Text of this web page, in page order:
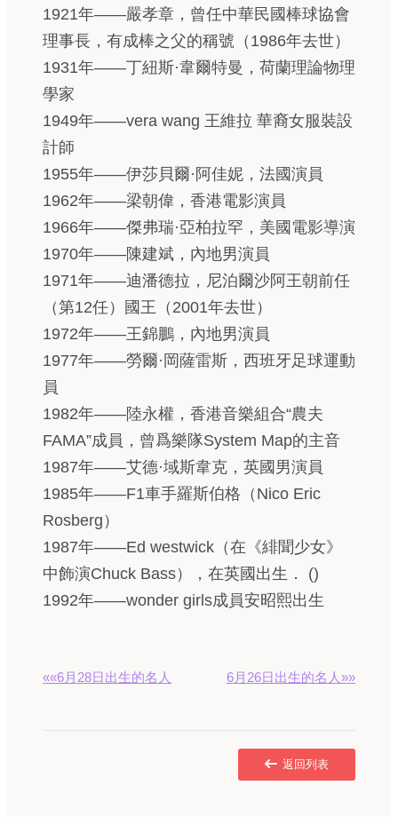
1921年——嚴孝章，曾任中華民國棒球協會
理事長，有成棒之父的稱號（1986年去世）
1931年——丁紐斯·韋爾特曼，荷蘭理論物理
學家
1949年——vera wang 王維拉 華裔女服裝設
計師
1955年——伊莎貝爾·阿佳妮，法國演員
1962年——梁朝偉，香港電影演員
1966年——傑弗瑞·亞柏拉罕，美國電影導演
1970年——陳建斌，內地男演員
1971年——迪潘德拉，尼泊爾沙阿王朝前任
（第12任）國王（2001年去世）
1972年——王錦鵬，內地男演員
1977年——勞爾·岡薩雷斯，西班牙足球運動
員
1982年——陸永權，香港音樂組合“農夫
FAMA”成員，曾爲樂隊System Map的主音
1987年——艾德·域斯韋克，英國男演員
1985年——F1車手羅斯伯格（Nico Eric
Rosberg）
1987年——Ed westwick（在《緋聞少女》
中飾演Chuck Bass），在英國出生． ()
1992年——wonder girls成員安昭熙出生
««6月28日出生的名人 6月26日出生的名人»»
返回列表